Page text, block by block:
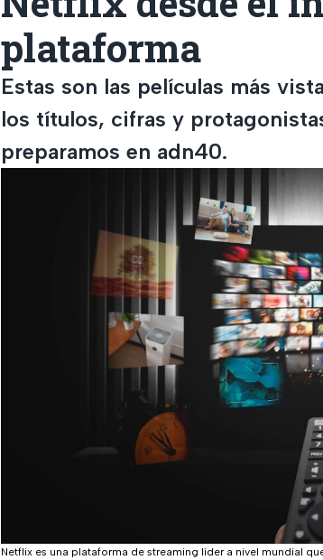
plataforma
Estas son las películas más
los títulos, cifras y
preparamos en adn40.
Netflix es una plataforma de streaming líder a nivel mundial